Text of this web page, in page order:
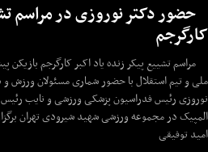
حضور دکتر نوروزی در مراسم
کارگرجم
مراسم تشییع پیکر زنده یاد اکبر کارگرجم
ملی و تیم استقلال با حضور شماری مسئولان ورزش و
نوروزی رئیس فدراسیون پزشکی ورزشی و نایب
المپیک در مجموعه ورزشی شهید شیرودی تهران
امید توفیقی